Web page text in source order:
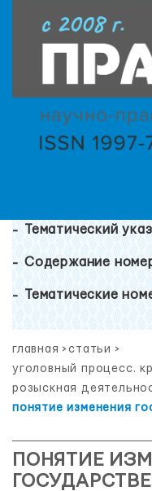
Тематический
Содержание
Тематические
главная >статьи >
уголовный процесс.
розыскная
понятие изменения
ПОНЯТИЕ